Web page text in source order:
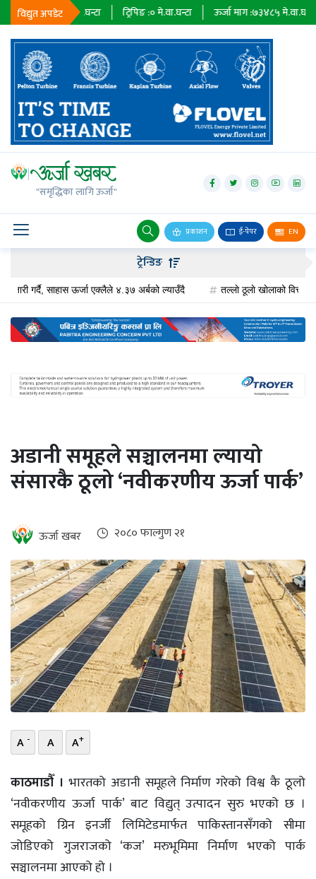
विद्युत अपडेट
२३६७९मे.वा.घन्टा ट्रिपिङ : मे.वा.घन्टा ऊर्जा माग :७३४८५मे.वा.घन्टा
"समृद्धिका लागि ऊर्जा"
प्रकाशन ई-पेपर EN
जलविद्युत्
सोलार
वायु
बायोग्यास
पेट्रोलियम
अन्तर्राष्ट्रिय
ऊर्जा
दक्षता
खबर
हरित
इभी
सम्पादकीय
बैंक
पर्यटन
भिडियो
छापा
खोज
प्रोफाइल
ऊर्जा
विशेष
ट्रेन्डिङ
साहास ऊर्जा एक्लैले ४.३७ अर्बको ल्याउँदै तल्लाे ठूलाे खाेलाको वित्तीय
अडानी समूहले सञ्चालनमा ल्यायो
संसारकै ठूलो ‘नवीकरणीय ऊर्जा पार्क’
ऊर्जा खबर २०८० फाल्गुण २१
A - A A+
काठमाडौँ । भारतको अडानी समूहले निर्माण गरेको विश्व कै ठूलो
‘नवीकरणीय ऊर्जा पार्क’ बाट विद्युत् उत्पादन सुरु भएको छ ।
समूहको ग्रिन इनर्जी लिमिटेडमार्फत पाकिस्तानसँगको सीमा
जोडिएको गुजराजको ‘कज’ मरुभूमिमा निर्माण भएको पार्क
सञ्चालनमा आएको हो ।